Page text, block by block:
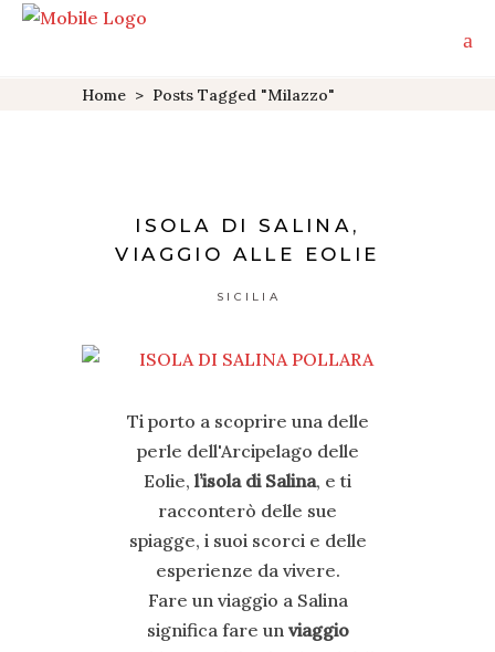
Home > Posts Tagged "milazzo"
ISOLA DI SALINA,
VIAGGIO ALLE EOLIE
SICILIA
Ti porto a scoprire una delle
perle dell'Arcipelago delle
Eolie, l’isola di Salina, e ti
racconterò delle sue
spiagge, i suoi scorci e delle
esperienze da vivere.
Fare un viaggio a Salina
significa fare un viaggio